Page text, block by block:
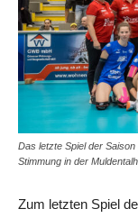
Das letzte Spiel der
Stimmung in der
Zum letzten Spiel